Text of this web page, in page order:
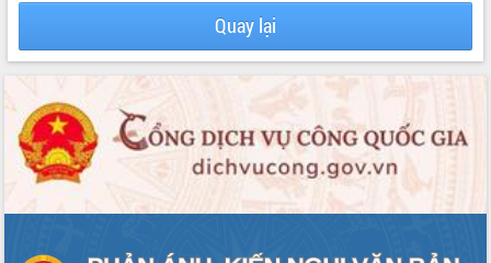
HỆ THỐNG VĂN BẢN
VĂN BẢN HĐND TỈNH
ĐIỂM TIN VĂN BẢN
QUY HOẠCH - KẾ HOẠCH
Quay lại